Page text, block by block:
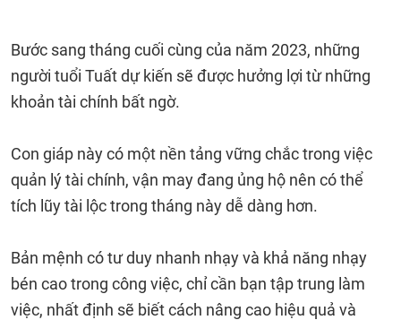
Bước sang tháng cuối cùng của năm 2023, những
người tuổi Tuất dự kiến ​​sẽ được hưởng lợi từ những
khoản tài chính bất ngờ.
Con giáp này có một nền tảng vững chắc trong việc
quản lý tài chính, vận may đang ủng hộ nên có thể
tích lũy tài lộc trong tháng này dễ dàng hơn.
Bản mệnh có tư duy nhanh nhạy và khả năng nhạy
bén cao trong công việc, chỉ cần bạn tập trung làm
việc, nhất định sẽ biết cách nâng cao hiệu quả và